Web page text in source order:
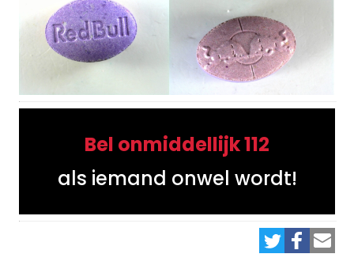
Bel onmiddellijk 112
als iemand onwel wordt!